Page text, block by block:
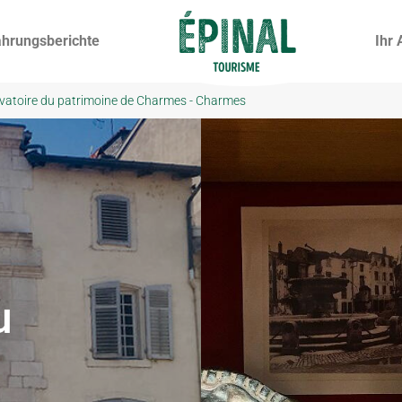
Ihr
du patrimoine de Charmes - Charmes